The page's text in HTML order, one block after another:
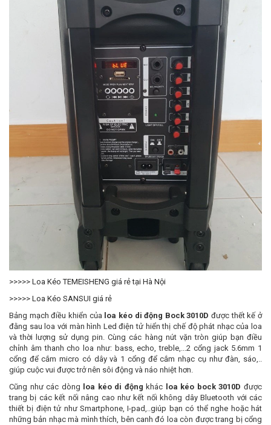
>>>>> Loa Kéo TEMEISHENG giá rẻ tại Hà Nội
>>>>> Loa Kéo SANSUI giá rẻ
Bảng mạch điều khiển của loa kéo di động Bock 3010D được thết kế ở
đằng sau loa với màn hình Led điện tử hiển thị chế độ phát nhạc của loa
và thời lượng sử dụng pin. Cùng các hàng nút vặn tròn giúp bạn điều
chỉnh âm thanh cho loa như: bass, echo, treble,...2 cổng jack 5.6mm 1
cổng để cắm micro có dây và 1 cổng để cắm nhạc cụ như đàn, sáo,..
giúp cuộc vui được trở nên sôi động và náo nhiệt hơn.
Cũng như các dòng loa kéo di động khác loa kéo bock 3010D được
trang bị các kết nối nâng cao như kết nối không dây Bluetooth với các
thiết bị điện tử như Smartphone, I-pad,..giúp bạn có thể nghe hoặc hát
những bản nhạc mà mình thích, bên canh đó loa còn được trang bị cổng